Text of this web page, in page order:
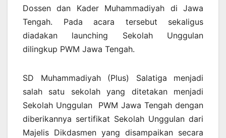
Dossen dan Kader Muhammadiyah di Jawa
Tengah. Pada acara tersebut sekaligus
diadakan launching Sekolah Unggulan
dilingkup PWM Jawa Tengah.
SD Muhammadiyah (Plus) Salatiga menjadi
salah satu sekolah yang ditetakan menjadi
Sekolah Unggulan PWM Jawa Tengah dengan
diberikannya sertifikat Sekolah Unggulan dari
Majelis Dikdasmen yang disampaikan secara